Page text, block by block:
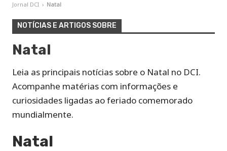
Jornal DCI › Natal
NOTÍCIAS E ARTIGOS SOBRE
Natal
Leia as principais notícias sobre o Natal no DCI.
Acompanhe matérias com informações e
curiosidades ligadas ao feriado comemorado
mundialmente.
Natal